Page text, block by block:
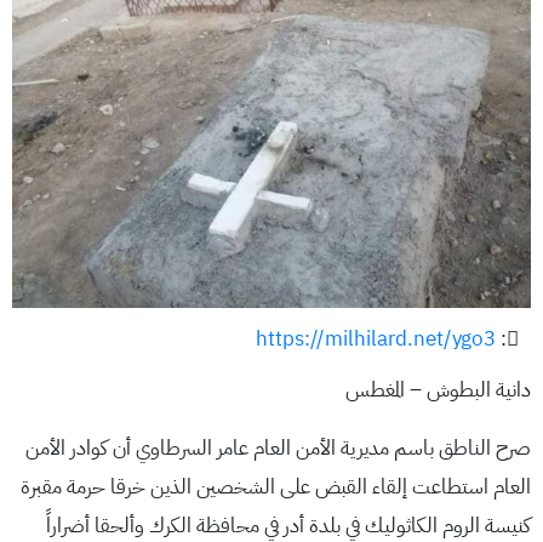
:
https://milhilard.net/ygo3
دانية البطوش – المغطس
صرح الناطق باسم مديرية الأمن العام عامر السرطاوي أن كوادر الأمن
العام استطاعت إلقاء القبض على الشخصين الذين خرقا حرمة مقبرة
كنيسة الروم الكاثوليك في بلدة أدر في محافظة الكرك وألحقا أضراراً